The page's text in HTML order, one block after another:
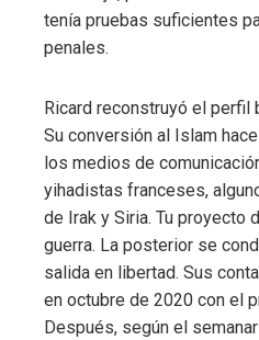
tenía pruebas suficientes
penales.
Ricard reconstruyó el
Su conversión al Islam
los medios de
yihadistas franceses,
de Irak y Siria. Tu proyecto
guerra. La posterior se
salida en libertad. Sus
en octubre de 2020 con el
Después, según el